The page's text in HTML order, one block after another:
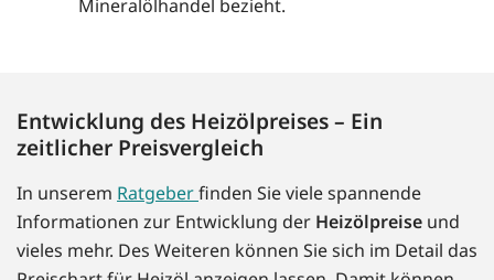
Mineralölhandel bezieht.
Entwicklung des Heizölpreises – Ein
zeitlicher Preisvergleich
In unserem Ratgeberfinden Sie viele spannende
Informationen zur Entwicklung der Heizölpreise und
vieles mehr. Des Weiteren können Sie sich im Detail das